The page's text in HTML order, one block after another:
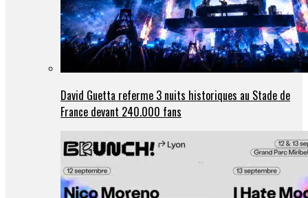
David Guetta referme 3 nuits historiques au Stade de
France devant 240.000 fans